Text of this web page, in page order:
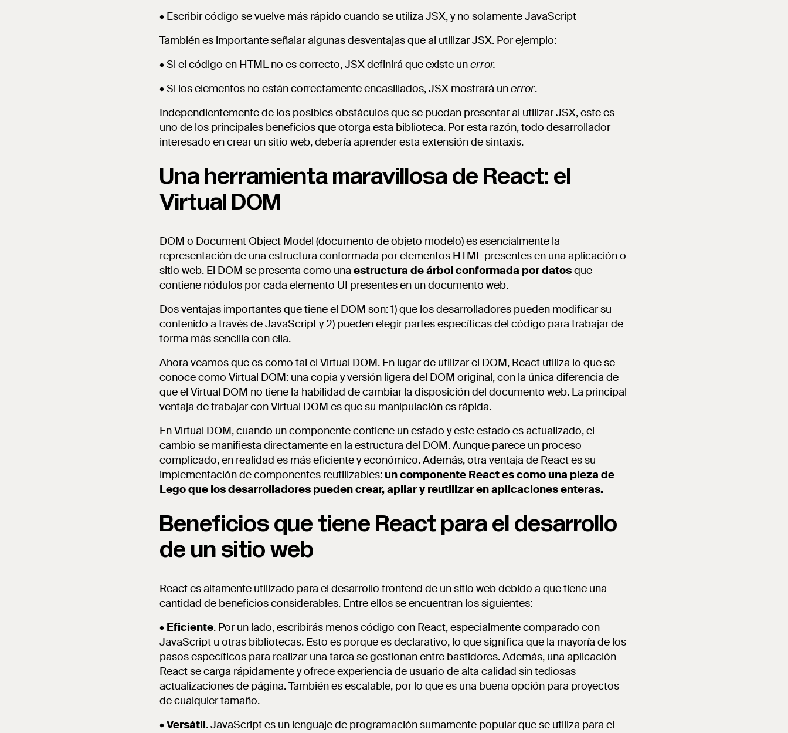
• Escribir código se vuelve más rápido cuando se utiliza JSX, y no solamente JavaScript
También es importante señalar algunas desventajas que al utilizar JSX. Por ejemplo:
• Si el código en HTML no es correcto, JSX definirá que existe unerror.
• Si los elementos no están correctamente encasillados, JSX mostrará unerror.
Independientemente de los posibles obstáculos que se puedan presentar al utilizar JSX, este es
uno de los principales beneficios que otorga esta biblioteca. Por esta razón, todo desarrollador
interesado en crear un sitio web, debería aprender esta extensión de sintaxis.
Una herramienta maravillosa de React: el
Virtual DOM
DOM o Document Object Model (documento de objeto modelo) es esencialmente la
representación de una estructura conformada por elementos HTML presentes en una aplicación o
sitio web. El DOM se presenta como una estructura de árbol conformada por datosque
contiene nódulos por cada elemento UI presentes en un documento web.
Dos ventajas importantes que tiene el DOM son: 1) que los desarrolladores pueden modificar su
contenido a través de JavaScript y 2) pueden elegir partes específicas del código para trabajar de
forma más sencilla con ella.
Ahora veamos que es como tal el Virtual DOM. En lugar de utilizar el DOM, React utiliza lo que se
conoce como Virtual DOM: una copia y versión ligera del DOM original, con la única diferencia de
que el Virtual DOM no tiene la habilidad de cambiar la disposición del documento web. La principal
ventaja de trabajar con Virtual DOM es que su manipulación es rápida.
En Virtual DOM, cuando un componente contiene un estado y este estado es actualizado, el
cambio se manifiesta directamente en la estructura del DOM. Aunque parece un proceso
complicado, en realidad es más eficiente y económico. Además, otra ventaja de React es su
implementación de componentes reutilizables:un componente React es como una pieza de
Lego que los desarrolladores pueden crear, apilar y reutilizar en aplicaciones enteras.
Beneficios que tiene React para el desarrollo
de un sitio web
React es altamente utilizado para el desarrollo frontend de un sitio web debido a que tiene una
cantidad de beneficios considerables. Entre ellos se encuentran los siguientes:
• Eficiente. Por un lado, escribirás menos código con React, especialmente comparado con
JavaScript u otras bibliotecas. Esto es porque es declarativo, lo que significa que la mayoría de los
pasos específicos para realizar una tarea se gestionan entre bastidores. Además, una aplicación
React se carga rápidamente y ofrece experiencia de usuario de alta calidad sin tediosas
actualizaciones de página. También es escalable, por lo que es una buena opción para proyectos
de cualquier tamaño.
•Versátil. JavaScript es un lenguaje de programación sumamente popular que se utiliza para el